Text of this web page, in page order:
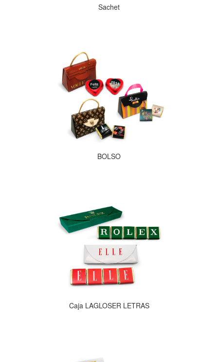
Sachet
BOLSO
Caja LAGLOSER LETRAS